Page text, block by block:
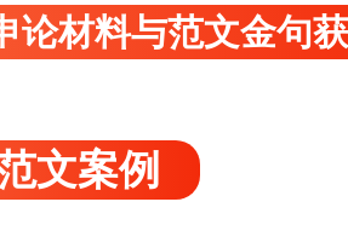
论材料与范文金句
文案例